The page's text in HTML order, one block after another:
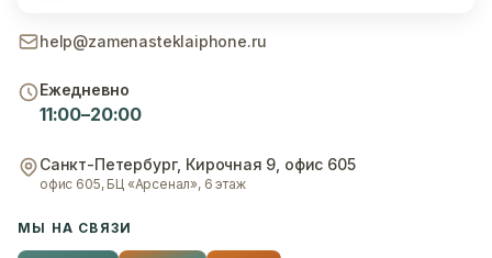
help@zamenasteklaiphone.ru
Ежедневно
11:00–20:00
Санкт-Петербург, Кирочная 9, офис 605
офис 605, БЦ «Арсенал», 6 этаж
МЫ НА СВЯЗИ